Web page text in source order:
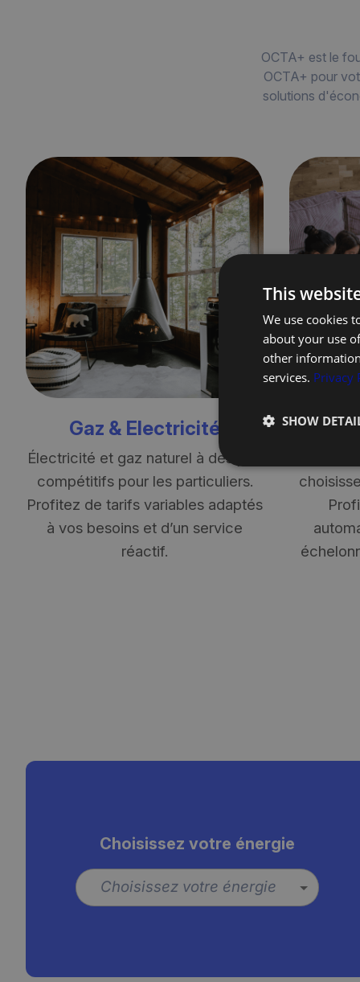
OCTA+ est le
OCTA+ pour
solutions
Gaz & Electricité
Électricité et gaz naturel à des prix
compétitifs pour les particuliers.
Profitez de tarifs variables adaptés
à vos besoins et d’un service
réactif.
Choisissez votre énergie
Choisissez votre énergie
This
We use cookies
about your use
other
services. Privacy
SHOW